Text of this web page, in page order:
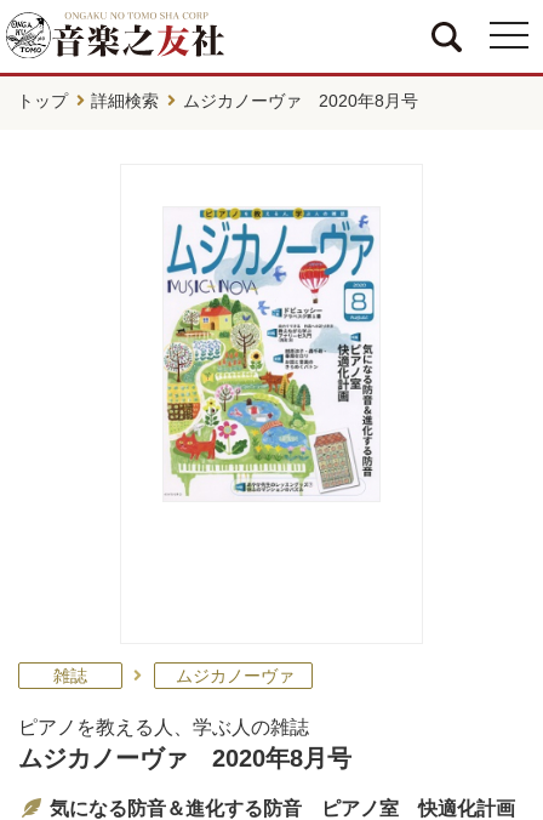
トップ 詳細検索 ムジカノーヴァ 2020年8月号
雑誌 ムジカノーヴァ
ピアノを教える人、学ぶ人の雑誌
ムジカノーヴァ 2020年8月号
気になる防音＆進化する防音 ピアノ室 快適化計画